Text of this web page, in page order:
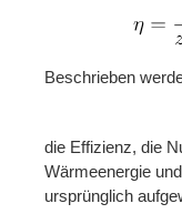
Beschrieben
die Effizienz, die
Wärmeenergie
ursprünglich